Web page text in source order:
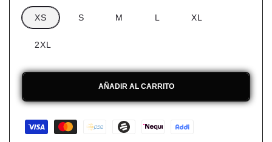
XS S M L XL
2XL
AÑADIR AL CARRITO
Formas
de